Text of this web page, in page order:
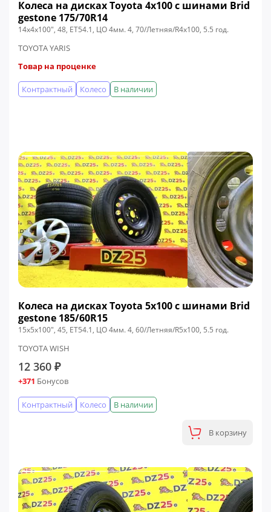
Колеса на дисках Toyota 4x100 c шинами Brid
gestone 175/70R14
14x4x100", 48, ЕТ54.1, ЦО 4мм. 4, 70/Летняя/R4x100, 5.5 год.
TOYOTA YARIS
Товар на проценке
В наличии
Колесо
Контрактный
Колеса на дисках Toyota 5x100 c шинами Brid
gestone 185/60R15
15x5x100", 45, ЕТ54.1, ЦО 4мм. 4, 60/Летняя/R5x100, 5.5 год.
TOYOTA WISH
12 360 ₽
+371 Бонусов
В наличии
Колесо
Контрактный
В корзину